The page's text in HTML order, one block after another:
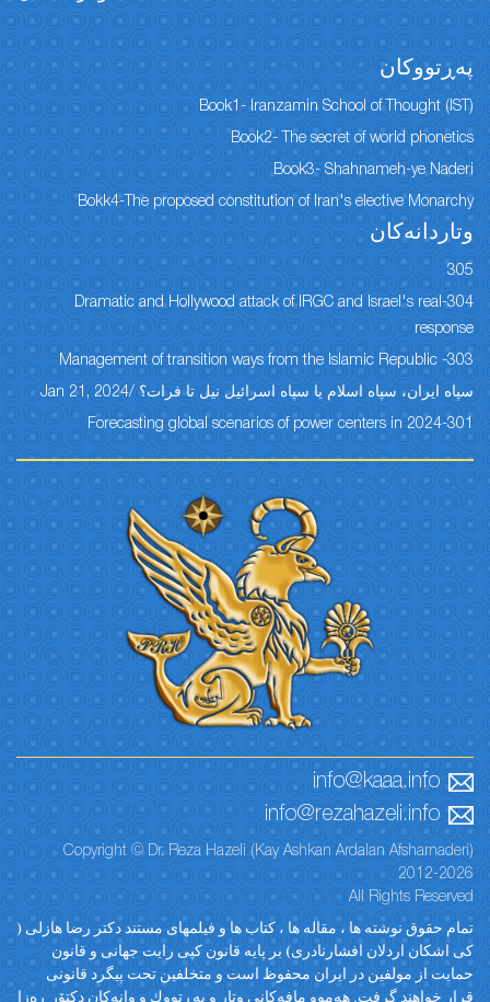
پەڕتووكان
Book1- Iranzamin School of Thought (IST)
Book2- The secret of world phonetics
Book3- Shahnameh-ye Naderi
Bokk4-The proposed constitution of Iran's elective Monarchy
وتاردانەكان
305
304-Dramatic and Hollywood attack of IRGC and Israel's real
response
303- Management of transition ways from the Islamic Republic
سپاه ایران، سپاه اسلام یا سپاه اسرائیل نیل تا فرات؟ /Jan 21, 2024
301-Forecasting global scenarios of power centers in 2024
info@kaaa.info
info@rezahazeli.info
Copyright © Dr. Reza Hazeli (Kay Ashkan Ardalan Afsharnaderi)
2012-2026
All Rights Reserved
تمام حقوق نوشته ها ، مقاله ها ، کتاب ها و فیلمهای مستند دکتر رضا هازلی (
کی اشکان اردلان افشارنادری) بر پایه قانون کپی رایت جهانی و قانون
حمایت از مولفین در ایران محفوظ است و متخلفین تحت پیگرد قانونی
قرار خواهند گرفت. ‎هەموو مافەکانی وتار و پەڕتووك و وانەکان دکتۆر ڕەزا